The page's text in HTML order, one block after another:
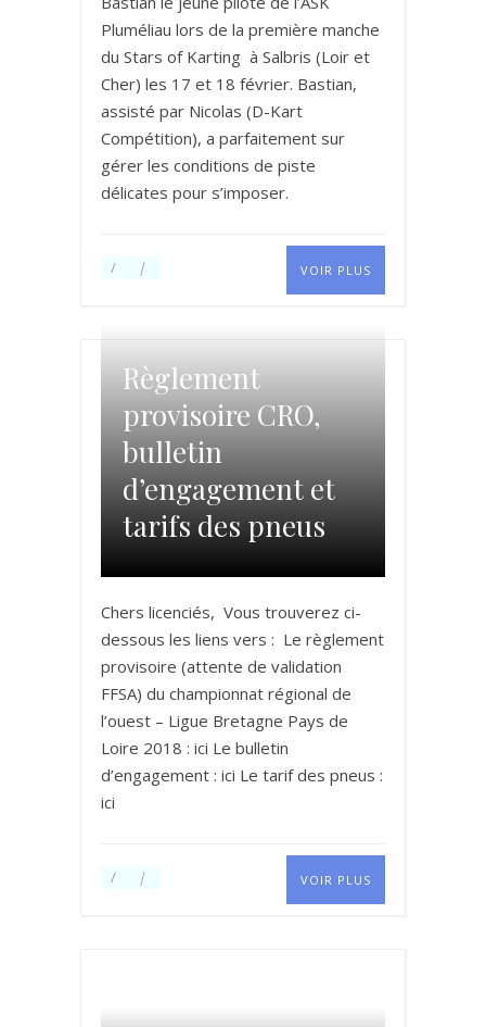
Pluméliau lors de la première manche
du Stars of Karting à Salbris (Loir et
Cher) les 17 et 18 février. Bastian,
assisté par Nicolas (D-Kart
Compétition), a parfaitement sur
gérer les conditions de piste
délicates pour s’imposer.
VOIR PLUS
Règlement
provisoire CRO,
bulletin
d’engagement et
tarifs des pneus
Chers licenciés, Vous trouverez ci-
dessous les liens vers : Le règlement
provisoire (attente de validation
FFSA) du championnat régional de
l’ouest – Ligue Bretagne Pays de
Loire 2018 : ici Le bulletin
d’engagement : ici Le tarif des pneus :
ici
VOIR PLUS